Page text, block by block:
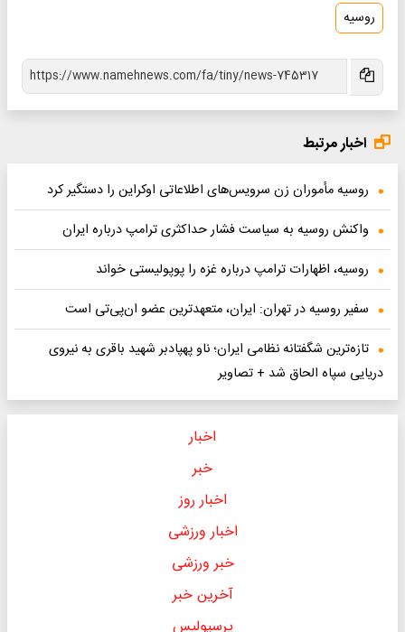
روسیه
اخبار مرتبط
روسیه مأموران زن سرویس‌های اطلاعاتی اوکراین را دستگیر کرد
واکنش روسیه به سیاست فشار حداکثری ترامپ درباره ایران
روسیه، اظهارات ترامپ درباره غزه را پوپولیستی خواند
سفیر روسیه در تهران: ایران، متعهدترین عضو ان‌پی‌تی است
تازه‌ترین شگفتانه نظامی ایران؛ ناو پهپادبر شهید باقری به نیروی
دریایی سپاه الحاق شد + تصاویر
اخبار
خبر
اخبار روز
اخبار ورزشی
خبر ورزشی
آخرین خبر
پرسپولیس